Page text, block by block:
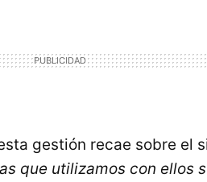
gestión recae sobre el
que utilizamos con ellos